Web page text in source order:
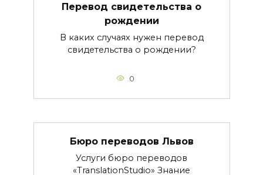
Перевод свидетельства о
рождении
В каких случаях нужен перевод
свидетельства о рождении?
0
Бюро переводов Львов
Услуги бюро переводов
«TranslationStudio» Знание